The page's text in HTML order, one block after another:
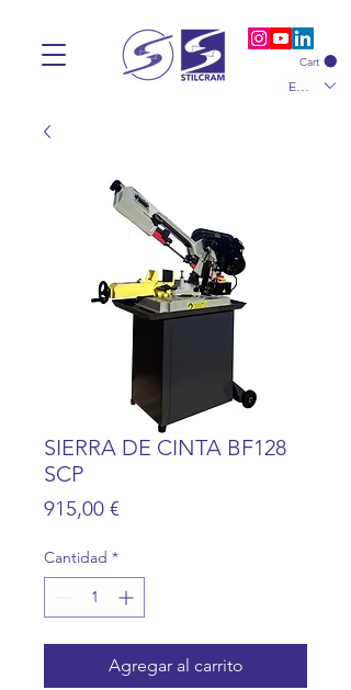
Cart
EUR (€)
SIERRA DE CINTA BF128
SCP
915,00 €Precio
Cantidad *
Agregar al carrito